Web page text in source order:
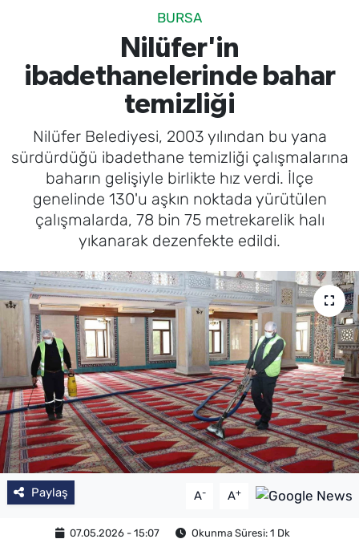
BURSA
Nilüfer'in
ibadethanelerinde bahar
temizliği
Nilüfer Belediyesi, 2003 yılından bu yana
sürdürdüğü ibadethane temizliği çalışmalarına
baharın gelişiyle birlikte hız verdi. İlçe
genelinde 130'u aşkın noktada yürütülen
çalışmalarda, 78 bin 75 metrekarelik halı
yıkanarak dezenfekte edildi.
Paylaş A- A+
07.05.2026 - 15:07 Okunma Süresi: 1 Dk